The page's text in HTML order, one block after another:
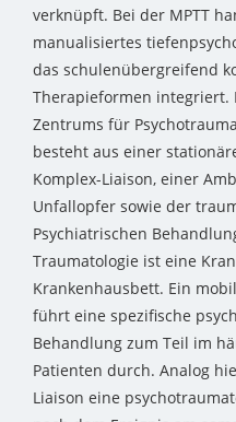
verknüpft. Bei der MPTT
manualisiertes
das schulenübergreifend
Therapieformen integriert.
Zentrums für
besteht aus einer
Komplex-Liaison, einer
Unfallopfer sowie der
Psychiatrischen
Traumatologie ist eine
Krankenhausbett. Ein
führt eine spezifische
Behandlung zum Teil im
Patienten durch. Analog
Liaison eine